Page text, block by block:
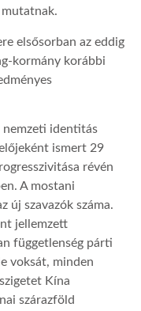
elsősorban az eddig
kormány korábbi
nemzeti identitás
ismert 29
révén
A mostani
új szavazók száma.
jellemzett
függetlenség párti
voksát, minden
Kína
szárazföld